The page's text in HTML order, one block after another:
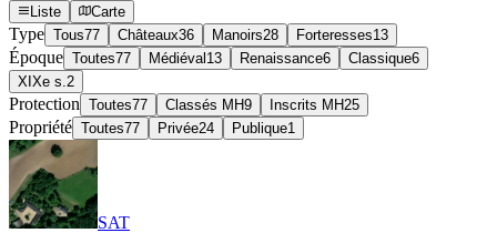
Liste Carte
Type Tous77 Châteaux36 Manoirs28 Forteresses13
Époque Toutes77 Médiéval 13 Renaissance6 Classique6
XIXe s. 2
Protection Toutes77 Classés MH9 Inscrits MH25
Propriété Toutes77 Privée24 Publique1
SAT